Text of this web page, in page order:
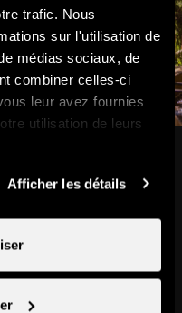
trafic. Nous
sur l'utilisation de
médias sociaux, de
combiner celles-ci
leur avez fournies
utilisation de leurs
Afficher les détails